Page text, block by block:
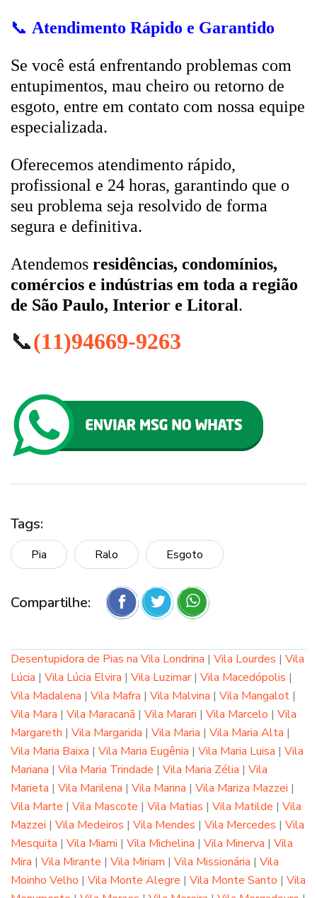
📞 Atendimento Rápido e Garantido
Se você está enfrentando problemas com
entupimentos, mau cheiro ou retorno de
esgoto, entre em contato com nossa equipe
especializada.
Oferecemos atendimento rápido,
profissional e 24 horas, garantindo que o
seu problema seja resolvido de forma
segura e definitiva.
Atendemos residências, condomínios,
comércios e indústrias em toda a região
de São Paulo, Interior e Litoral.
📞(11)94669-9263
Tags:
Pia Ralo Esgoto
Compartilhe:
Desentupidora de Pias na Vila Londrina | Vila Lourdes | Vila
Lúcia | Vila Lúcia Elvira | Vila Luzimar| Vila Macedópolis |
Vila Madalena | Vila Mafra | Vila Malvina | Vila Mangalot |
Vila Mara | Vila Maracanã | Vila Marari | Vila Marcelo | Vila
Margareth | Vila Margarida | Vila Maria | Vila Maria Alta |
Vila Maria Baixa | Vila Maria Eugênia | Vila Maria Luisa | Vila
Mariana | Vila Maria Trindade | Vila Maria Zélia | Vila
Marieta | Vila Marilena | Vila Marina | Vila Mariza Mazzei |
Vila Marte | Vila Mascote | Vila Matias | Vila Matilde | Vila
Mazzei | Vila Medeiros | Vila Mendes | Vila Mercedes | Vila
Mesquita | Vila Miami | Vila Michelina | Vila Minerva | Vila
Mira | Vila Mirante | Vila Miriam | Vila Missionária | Vila
Moinho Velho | Vila Monte Alegre | Vila Monte Santo | Vila